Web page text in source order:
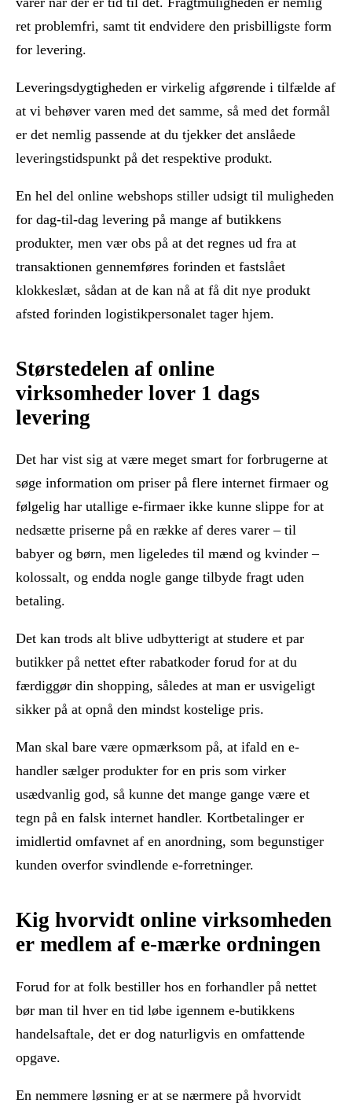
ret problemfri, samt tit endvidere den prisbilligste form
for levering.
Leveringsdygtigheden er virkelig afgørende i tilfælde af
at vi behøver varen med det samme, så med det formål
er det nemlig passende at du tjekker det anslåede
leveringstidspunkt på det respektive produkt.
En hel del online webshops stiller udsigt til muligheden
for dag-til-dag levering på mange af butikkens
produkter, men vær obs på at det regnes ud fra at
transaktionen gennemføres forinden et fastslået
klokkeslæt, sådan at de kan nå at få dit nye produkt
afsted forinden logistikpersonalet tager hjem.
Størstedelen af online
virksomheder lover 1 dags
levering
Det har vist sig at være meget smart for forbrugerne at
søge information om priser på flere internet firmaer og
følgelig har utallige e-firmaer ikke kunne slippe for at
nedsætte priserne på en række af deres varer – til
babyer og børn, men ligeledes til mænd og kvinder –
kolossalt, og endda nogle gange tilbyde fragt uden
betaling.
Det kan trods alt blive udbytterigt at studere et par
butikker på nettet efter rabatkoder forud for at du
færdiggør din shopping, således at man er usvigeligt
sikker på at opnå den mindst kostelige pris.
Man skal bare være opmærksom på, at ifald en e-
handler sælger produkter for en pris som virker
usædvanlig god, så kunne det mange gange være et
tegn på en falsk internet handler. Kortbetalinger er
imidlertid omfavnet af en anordning, som begunstiger
kunden overfor svindlende e-forretninger.
Kig hvorvidt online virksomheden
er medlem af e-mærke ordningen
Forud for at folk bestiller hos en forhandler på nettet
bør man til hver en tid løbe igennem e-butikkens
handelsaftale, det er dog naturligvis en omfattende
opgave.
En nemmere løsning er at se nærmere på hvorvidt